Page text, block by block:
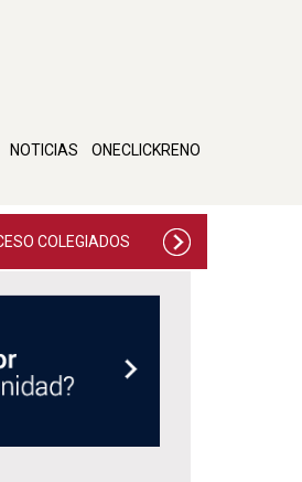
NOTICIAS ONECLICKRENO
COLEGIADOS